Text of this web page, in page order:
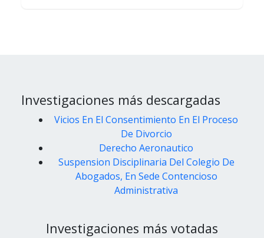
Investigaciones más descargadas
Vicios En El Consentimiento En El Proceso
De Divorcio
Derecho Aeronautico
Suspension Disciplinaria Del Colegio De
Abogados, En Sede Contencioso
Administrativa
Investigaciones más votadas